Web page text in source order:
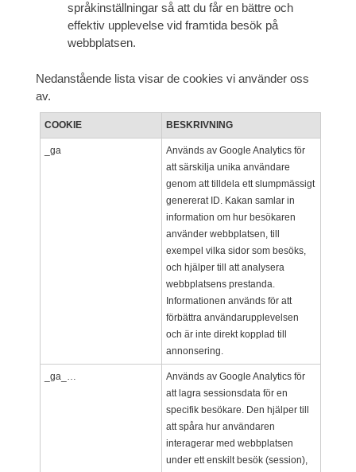
språkinställningar så att du får en bättre och
effektiv upplevelse vid framtida besök på
webbplatsen.
Nedanstående lista visar de cookies vi använder oss
av.
COOKIE BESKRIVNING
_ga
Används av Google Analytics för
att särskilja unika användare
genom att tilldela ett slumpmässigt
genererat ID. Kakan samlar in
information om hur besökaren
använder webbplatsen, till
exempel vilka sidor som besöks,
och hjälper till att analysera
webbplatsens prestanda.
Informationen används för att
förbättra användarupplevelsen
och är inte direkt kopplad till
annonsering.
_ga_…
Används av Google Analytics för
att lagra sessionsdata för en
specifik besökare. Den hjälper till
att spåra hur användaren
interagerar med webbplatsen
under ett enskilt besök (session),